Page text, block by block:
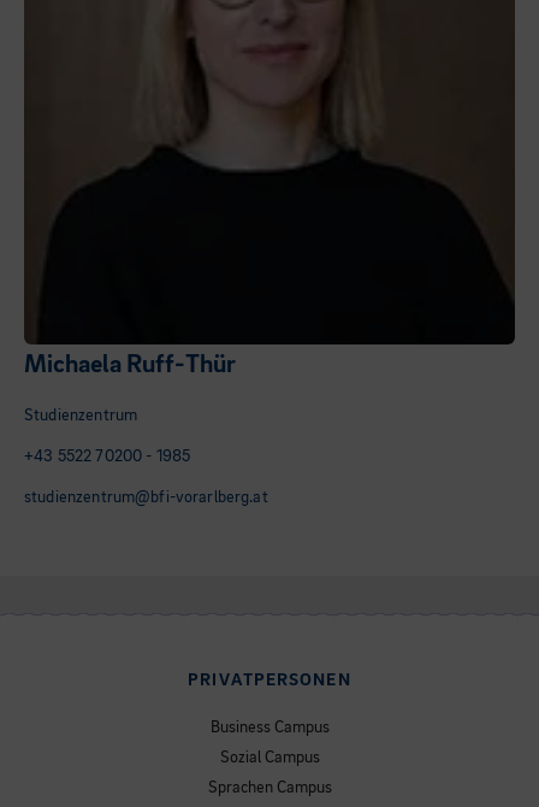
Michaela Ruff-Thür
Studienzentrum
+43 5522 70200 - 1985
studienzentrum@bfi-vorarlberg.at
PRIVATPERSONEN
Business Campus
Sozial Campus
Sprachen Campus